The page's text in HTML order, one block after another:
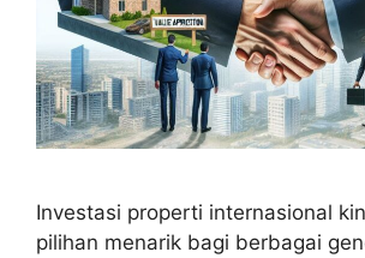
Investasi properti internasional
pilihan menarik bagi berbagai